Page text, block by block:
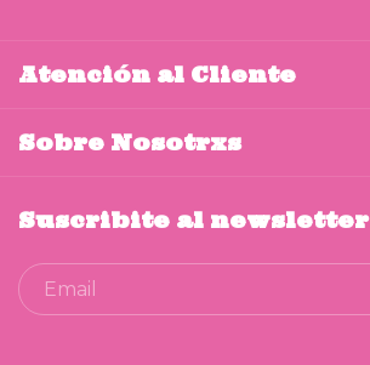
Atención al Cliente
Sobre Nosotrxs
Suscribite al newsletter